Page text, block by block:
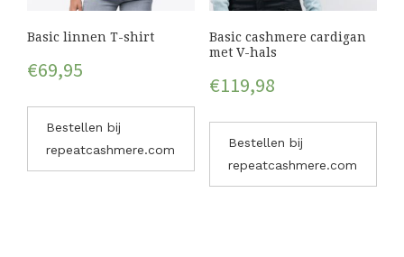
Basic linnen T-shirt
€69,95
Bestellen bij
repeatcashmere.com
Basic cashmere cardigan
met V-hals
€119,98
Bestellen bij
repeatcashmere.com